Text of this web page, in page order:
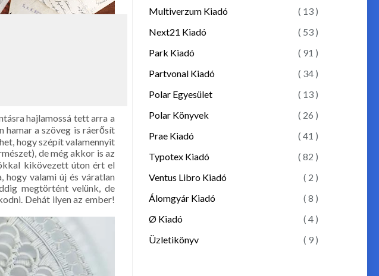
hajlamossá tett arra a
hamar a szöveg is ráerősít
hogy szépít valamennyit
de még akkor is az
kikövezett úton ért el
hogy valami új és váratlan
megtörtént velünk, de
Dehát ilyen az ember!
Multiverzum Kiadó
( 13 )
Next21 Kiadó
( 53 )
Park Kiadó
( 91 )
Partvonal Kiadó
( 34 )
Polar Egyesület
( 13 )
Polar Könyvek
( 26 )
Prae Kiadó
( 41 )
Typotex Kiadó
( 82 )
Ventus Libro Kiadó
( 2 )
Álomgyár Kiadó
( 8 )
Ø Kiadó
( 4 )
Üzletikönyv
( 9 )